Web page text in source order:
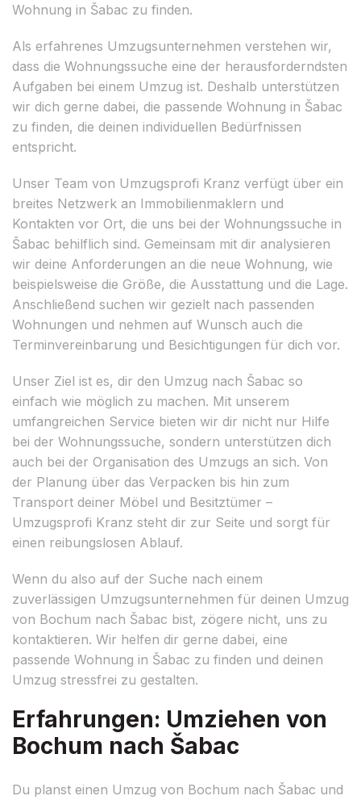
Wohnung in Šabac zu finden.
Als erfahrenes Umzugsunternehmen verstehen wir,
dass die Wohnungssuche eine der herausforderndsten
Aufgaben bei einem Umzug ist. Deshalb unterstützen
wir dich gerne dabei, die passende Wohnung in Šabac
zu finden, die deinen individuellen Bedürfnissen
entspricht.
Unser Team von Umzugsprofi Kranz verfügt über ein
breites Netzwerk an Immobilienmaklern und
Kontakten vor Ort, die uns bei der Wohnungssuche in
Šabac behilflich sind. Gemeinsam mit dir analysieren
wir deine Anforderungen an die neue Wohnung, wie
beispielsweise die Größe, die Ausstattung und die Lage.
Anschließend suchen wir gezielt nach passenden
Wohnungen und nehmen auf Wunsch auch die
Terminvereinbarung und Besichtigungen für dich vor.
Unser Ziel ist es, dir den Umzug nach Šabac so
einfach wie möglich zu machen. Mit unserem
umfangreichen Service bieten wir dir nicht nur Hilfe
bei der Wohnungssuche, sondern unterstützen dich
auch bei der Organisation des Umzugs an sich. Von
der Planung über das Verpacken bis hin zum
Transport deiner Möbel und Besitztümer –
Umzugsprofi Kranz steht dir zur Seite und sorgt für
einen reibungslosen Ablauf.
Wenn du also auf der Suche nach einem
zuverlässigen Umzugsunternehmen für deinen Umzug
von Bochum nach Šabac bist, zögere nicht, uns zu
kontaktieren. Wir helfen dir gerne dabei, eine
passende Wohnung in Šabac zu finden und deinen
Umzug stressfrei zu gestalten.
Erfahrungen: Umziehen von
Bochum nach Šabac
Du planst einen Umzug von Bochum nach Šabac und